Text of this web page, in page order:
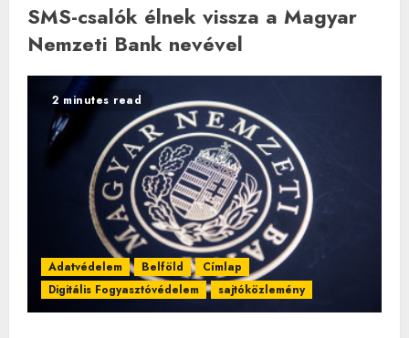
SMS-csalók élnek vissza a Magyar
Nemzeti Bank nevével
2 minutes read
Adatvédelem Belföld
Címlap
Digitális Fogyasztóvédelem
sajtóközlemény